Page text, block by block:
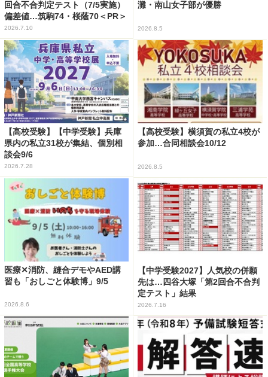
回合不合判定テスト（7/5実施）
偏差値…筑駒74・桜蔭70＜PR＞
2026.7.10
灘・南山女子部が優勝
2026.8.5
【高校受験】【中学受験】兵庫
県内の私立31校が集結、個別相
談会9/6
2026.7.28
【高校受験】横須賀の私立4校が
参加…合同相談会10/12
2026.8.5
医療✕消防、縫合デモやAED講
習も「おしごと体験博」9/5
2026.8.6
【中学受験2027】人気校の併願
先は…四谷大塚「第2回合不合判
定テスト」結果
2026.7.16